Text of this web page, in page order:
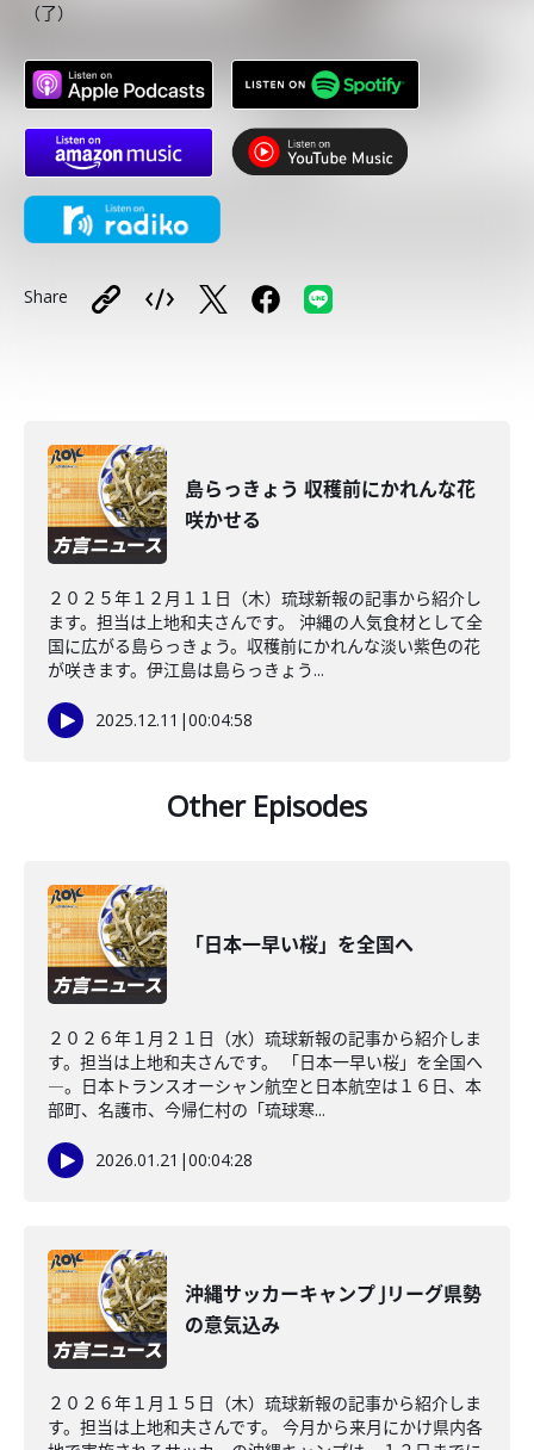
（了）
Share
島らっきょう 収穫前にかれんな花
咲かせる
２０２５年１２月１１日（木）琉球新報の記事から紹介し
ます。担当は上地和夫さんです。 沖縄の人気食材として全
国に広がる島らっきょう。収穫前にかれんな淡い紫色の花
が咲きます。伊江島は島らっきょう...
2025.12.11 |00:04:58
Other Episodes
「日本一早い桜」を全国へ
２０２６年１月２１日（水）琉球新報の記事から紹介しま
す。担当は上地和夫さんです。 「日本一早い桜」を全国へ
―。日本トランスオーシャン航空と日本航空は１６日、本
部町、名護市、今帰仁村の「琉球寒...
2026.01.21 |00:04:28
沖縄サッカーキャンプ Jリーグ県勢
の意気込み
２０２６年１月１５日（木）琉球新報の記事から紹介しま
す。担当は上地和夫さんです。 今月から来月にかけ県内各